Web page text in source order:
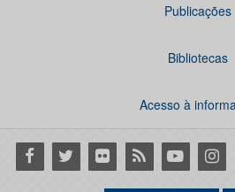
Publicações
Bibliotecas
Acesso à
Facebook
Twitter Flickr RSS Youtube